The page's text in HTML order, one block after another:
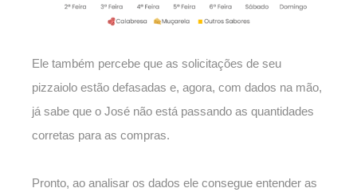
Ele também percebe que as solicitações de seu
pizzaiolo estão defasadas e, agora, com dados na mão,
já sabe que o José não está passando as quantidades
corretas para as compras.
Pronto, ao analisar os dados ele consegue entender as